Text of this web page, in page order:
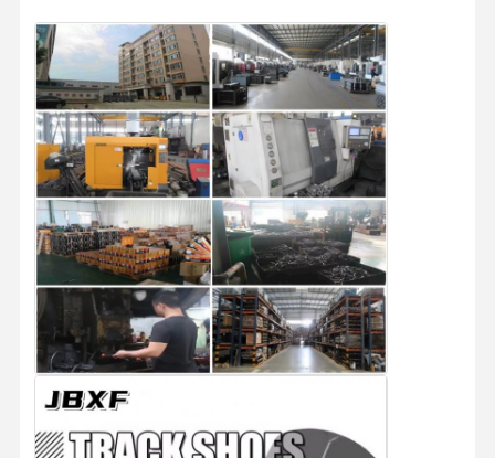
ニュース 事件 ブログ
引金 を 求め
て ください
トラックボルト
ローブ・ボルト
セグメント ボルト
ローラーボルト
バケット・ピン・ボルト
バケット歯のボルト
歯のブロックのボルト